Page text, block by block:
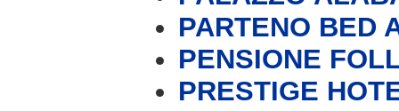
PARTENO BED
PENSIONE
PRESTIGE